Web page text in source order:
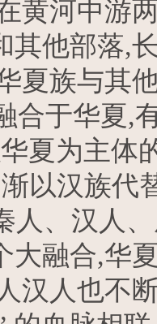
黄河中游
其他部落,
夏族与其
于华夏,有
夏为主体
以汉族代
、汉人
大融合,华
汉人也不